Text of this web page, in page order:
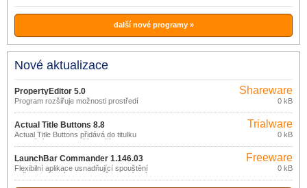
další nové programy »
Nové aktualizace
PropertyEditor 5.0
Program rozšiřuje možnosti prostředí
Shareware
0 kB
Actual Title Buttons 8.8
Actual Title Buttons přidává do titulku
aplikačních oken další 4 tlačítka
umožňující další operace s okny: aplikaci
transparentnosti, „srolování“ okna,
minimalizaci do oznamovací oblasti
hlavního panelu, uzamčení nad ostatními
otevřenými okny.
Trialware
0 kB
LaunchBar Commander 1.146.03
Flexibilní aplikace usnadňující spouštění
vašich oblíbených programů a otevíraní
složek dokumentů.
Freeware
0 kB